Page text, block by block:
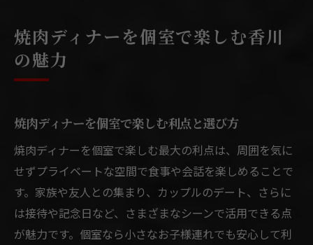
焼肉ディナーを個室で楽しむ香川
の魅力
焼肉ディナーを個室で楽しむ利点と選び方
焼肉ディナーを個室で楽しむ最大の利点は、周囲を気に
せずプライベートな空間で食事や会話を楽しめることで
す。家族や友人との集まり、カップルのデート、さらに
は接待や記念日など、さまざまなシーンで活用できる点
が魅力です。個室なら小さなお子様連れでも安心して利